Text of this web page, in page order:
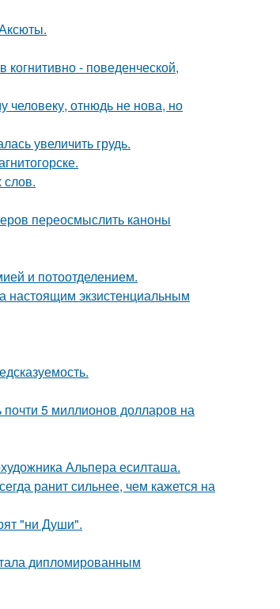
когнитивно - поведенческой,
отнюдь не нова, но
увеличить грудь.
переосмыслить каноны
и потоотделением.
настоящим экзистенциальным
5 миллионов долларов на
Альпера есилташа.
ранит сильнее, чем кажется на
"ни Души".
дипломированным